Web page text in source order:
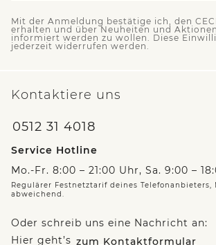
Mit der Anmeldung bestätige ich, den
erhalten und über Neuheiten und
informiert werden zu wollen. Diese
jederzeit widerrufen werden.
Kontaktiere uns
0512 31 4018
Service Hotline
Mo.-Fr. 8:00 – 21:00 Uhr, Sa. 9:00 –
Regulärer Festnetztarif deines
abweichend.
Oder schreib uns eine Nachricht an:
Hier geht’s zum Kontaktformular